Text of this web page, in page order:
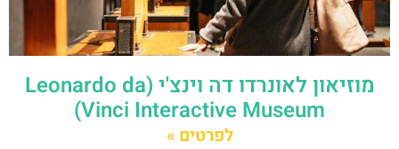
מוזיאון לאונרדו דה וינצ'י (Leonardo da
Vinci Interactive Museum)
לפרטים »